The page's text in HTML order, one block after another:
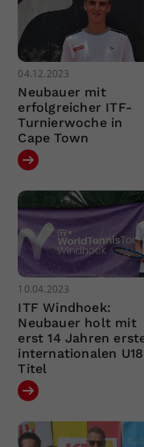
04.12.2023
Neubauer mit
erfolgreicher ITF-
Turnierwoche in
Cape Town
10.04.2023
ITF Windhoek:
Neubauer holt mit
erst 14 Jahren
internationalen
Titel